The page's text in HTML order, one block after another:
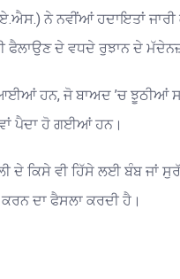
ਨੇ ਨਵੀਂਆਂ ਹਦਾਇਤਾਂ
ਫੈਲਾਉਣ ਦੇ ਵਧਦੇ ਰੁਝਾਨ ਦੇ
ਹਨ, ਜੋ ਬਾਅਦ ’ਚ
ਪੈਦਾ ਹੋ ਗਈਆਂ ਹਨ।
ਦੇ ਕਿਸੇ ਵੀ ਹਿੱਸੇ ਲਈ ਬੰਬ
ਕਰਨ ਦਾ ਫੈਸਲਾ ਕਰਦੀ ਹੈ।